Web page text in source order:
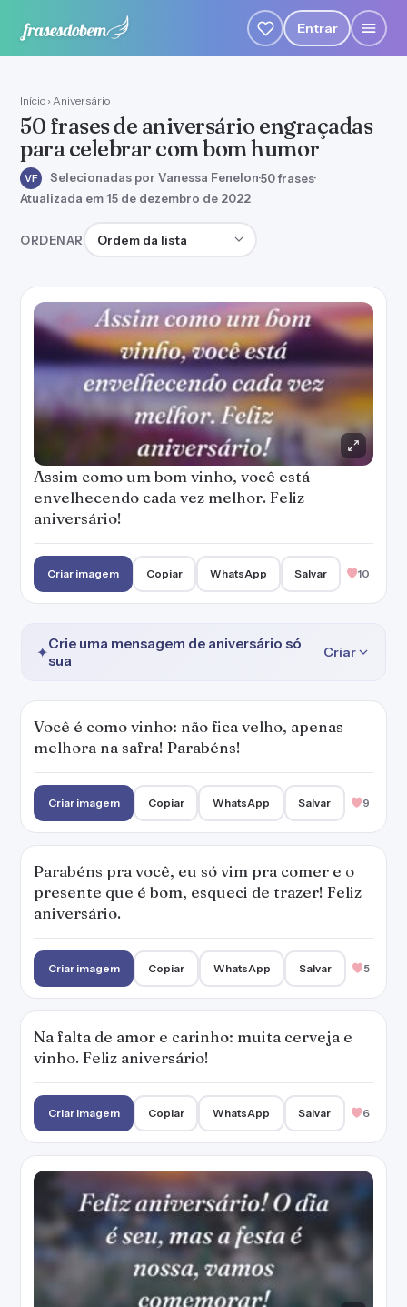
Entrar
Início › Aniversário
50 frases de aniversário engraçadas
para celebrar com bom humor
VF Selecionadas por Vanessa Fenelon·50 frases·
Atualizada em 15 de dezembro de 2022
ORDENAR Ordenar frases
Assim como um bom vinho, você está
envelhecendo cada vez melhor. Feliz
aniversário!
Criar imagem Copiar WhatsApp Salvar 10
✦Crie uma mensagem de aniversário só
sua
Criar
Você é como vinho: não fica velho, apenas
melhora na safra! Parabéns!
Criar imagem Copiar WhatsApp Salvar 9
Parabéns pra você, eu só vim pra comer e o
presente que é bom, esqueci de trazer! Feliz
aniversário.
Criar imagem Copiar WhatsApp Salvar 5
Na falta de amor e carinho: muita cerveja e
vinho. Feliz aniversário!
Criar imagem Copiar WhatsApp Salvar 6